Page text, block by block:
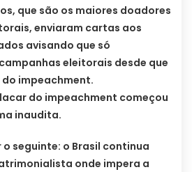
que são os maiores doadores
enviaram cartas aos
avisando que só
eleitorais desde que
impeachment.
do impeachment começou
inaudita.
seguinte: o Brasil continua
onde impera a